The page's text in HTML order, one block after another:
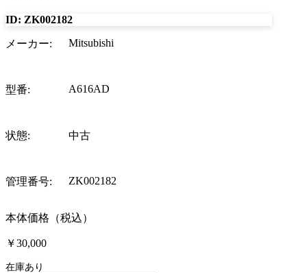
ID: ZK002182
メーカー: Mitsubishi
型番: A616AD
状態: 中古
管理番号: ZK002182
本体価格（税込）
￥30,000
在庫あり